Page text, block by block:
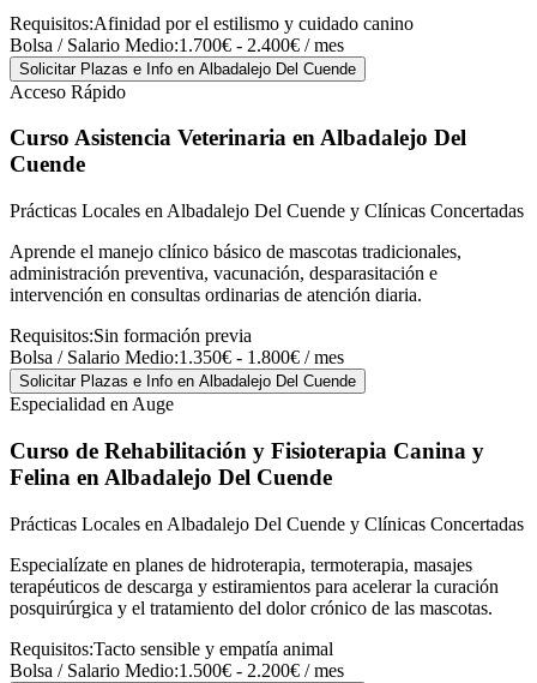
Requisitos:Afinidad por el estilismo y cuidado canino
Bolsa / Salario Medio:1.700€ - 2.400€ / mes
Solicitar Plazas e Info en Albadalejo Del Cuende
Acceso Rápido
Curso Asistencia Veterinaria en Albadalejo Del
Cuende
Prácticas Locales en Albadalejo Del Cuende y Clínicas Concertadas
Aprende el manejo clínico básico de mascotas tradicionales,
administración preventiva, vacunación, desparasitación e
intervención en consultas ordinarias de atención diaria.
Requisitos:Sin formación previa
Bolsa / Salario Medio:1.350€ - 1.800€ / mes
Solicitar Plazas e Info en Albadalejo Del Cuende
Especialidad en Auge
Curso de Rehabilitación y Fisioterapia Canina y
Felina en Albadalejo Del Cuende
Prácticas Locales en Albadalejo Del Cuende y Clínicas Concertadas
Especialízate en planes de hidroterapia, termoterapia, masajes
terapéuticos de descarga y estiramientos para acelerar la curación
posquirúrgica y el tratamiento del dolor crónico de las mascotas.
Requisitos:Tacto sensible y empatía animal
Bolsa / Salario Medio:1.500€ - 2.200€ / mes